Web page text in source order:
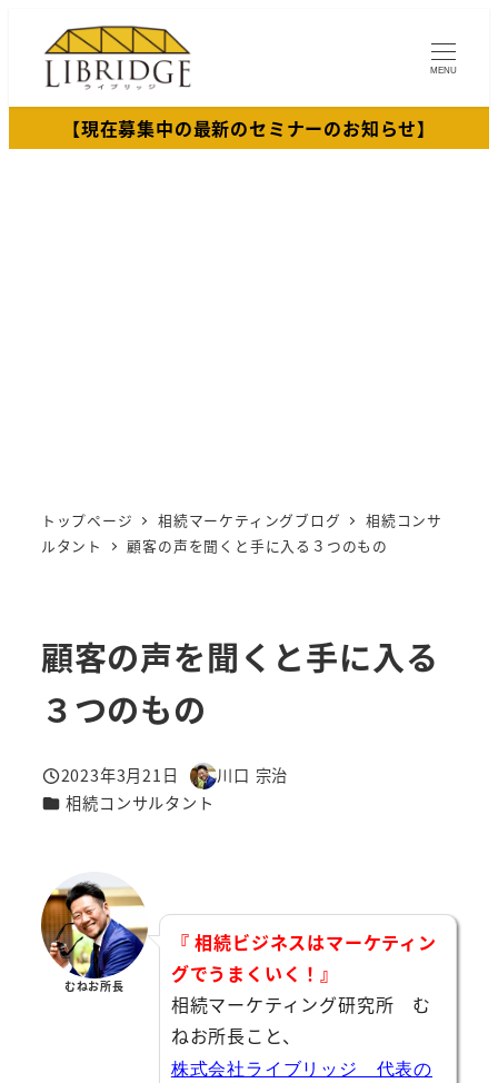
ン
MENU
【現在募集中の最新のセミナーのお知らせ】
トップページ 相続マーケティングブログ
相続コンサ
ルタント
顧客の声を聞くと手に入る３つのもの
顧客の声を聞くと手に入る
３つのもの
投稿日
2023年3月21日
著
者
川口 宗治
カテゴリー
相続コンサルタント
むねお所長
『 相続ビジネスはマーケティン
グでうまくいく！』
相続マーケティング研究所 む
ねお所長こと、
株式会社ライブリッジ 代表の